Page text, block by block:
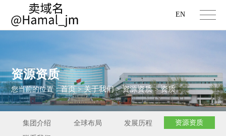
EN
资源资质
您当前的位置：首页>关于我们>资源资质>资质
集团介绍 全球布局 发展历程 资源资质